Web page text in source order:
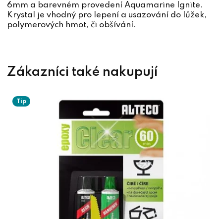
6mm a barevném provedení Aquamarine Ignite.
Krystal je vhodný pro lepení a usazování do lůžek,
polymerových hmot, či obšívání.
Tip